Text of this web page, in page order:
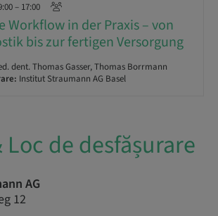
– 17:00
Workflow in der Praxis – von
bis zur fertigen Versorgung
dent. Thomas Gasser, Thomas Borrmann
Institut Straumann AG Basel
Loc de desfășurare
AG
12